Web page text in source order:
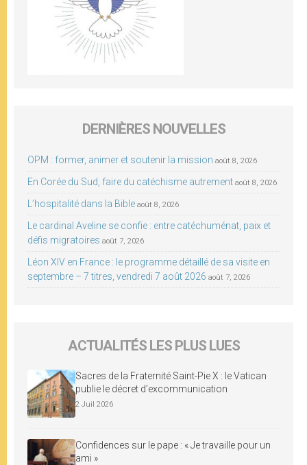
DERNIÈRES NOUVELLES
OPM : former, animer et soutenir la mission août 8, 2026
En Corée du Sud, faire du catéchisme autrement août 8, 2026
L’hospitalité dans la Bible août 8, 2026
Le cardinal Aveline se confie : entre catéchuménat, paix et
défis migratoires août 7, 2026
Léon XIV en France : le programme détaillé de sa visite en
septembre – 7 titres, vendredi 7 août 2026 août 7, 2026
ACTUALITÉS LES PLUS LUES
Sacres de la Fraternité Saint-Pie X : le Vatican
publie le décret d’excommunication
2 Juil 2026
Confidences sur le pape : « Je travaille pour un
ami »